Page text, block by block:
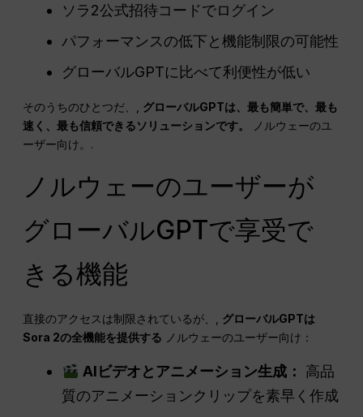
ソラ2公式招待コードでログイン
パフォーマンスの低下と機能制限の可能性
グローバルGPTに比べて利便性が低い
そのうちのひとつだ、, グローバルGPTは、最も簡単で、最も
速く、最も信頼できるソリューションです。
ノルウェーのユ
ーザー向け。.
ノルウェーのユーザーが
グローバルGPTで享受で
きる機能
直接のアクセスは制限されているが、, グローバルGPTは
Sora 2の全機能を提供する ノルウェーのユーザー向け：
AIビデオとアニメーション生成：
高品
質のアニメーションクリップを素早く作成